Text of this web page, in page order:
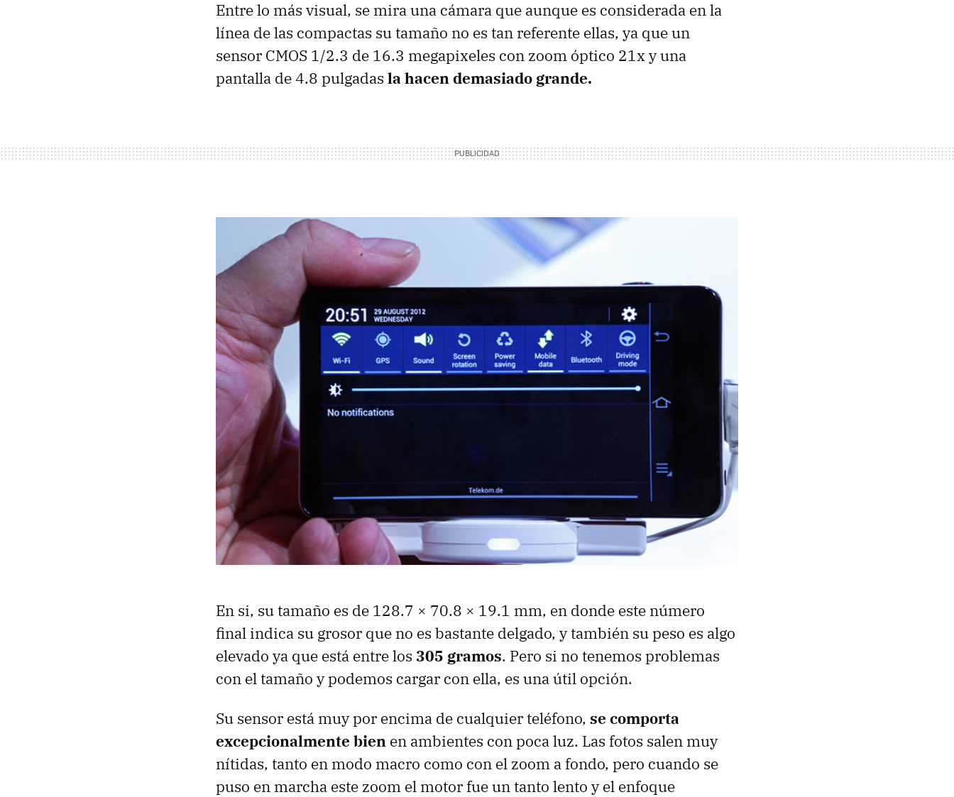
Entre lo más visual, se mira una cámara que aunque es considerada en la
línea de las compactas su tamaño no es tan referente ellas, ya que un
sensor CMOS 1/2.3 de 16.3 megapixeles con zoom óptico 21x y una
pantalla de 4.8 pulgadas la hacen demasiado grande.
En si, su tamaño es de 128.7 × 70.8 × 19.1 mm, en donde este número
final indica su grosor que no es bastante delgado, y también su peso es algo
elevado ya que está entre los 305 gramos. Pero si no tenemos problemas
con el tamaño y podemos cargar con ella, es una útil opción.
Su sensor está muy por encima de cualquier teléfono, se comporta
excepcionalmente bien en ambientes con poca luz. Las fotos salen muy
nítidas, tanto en modo macro como con el zoom a fondo, pero cuando se
puso en marcha este zoom el motor fue un tanto lento y el enfoque